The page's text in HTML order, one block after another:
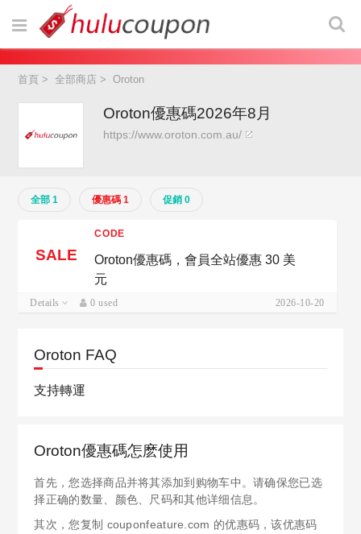
首頁 >全部商店 >Oroton
Oroton優惠碼2026年8月
https://www.oroton.com.au/
全部 1 優惠碼 1 促銷 0
SALE
CODE
Oroton優惠碼，會員全站優惠 30 美
元
Details 0 used 2026-10-20
Oroton FAQ
支持轉運
Oroton優惠碼怎麽使用
首先，您选择商品并将其添加到购物车中。请确保您已选
择正确的数量、颜色、尺码和其他详细信息。
其次，您复制 couponfeature.com 的优惠码，该优惠码